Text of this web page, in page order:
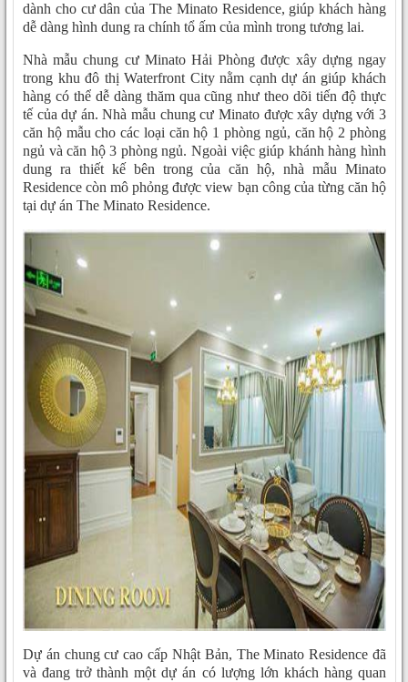
dành cho cư dân của The Minato Residence, giúp khách hàng
dễ dàng hình dung ra chính tổ ấm của mình trong tương lai.
Nhà mẫu chung cư Minato Hải Phòng được xây dựng ngay
trong khu đô thị Waterfront City nằm cạnh dự án giúp khách
hàng có thể dễ dàng thăm qua cũng như theo dõi tiến độ thực
tế của dự án. Nhà mẫu chung cư Minato được xây dựng với 3
căn hộ mẫu cho các loại căn hộ 1 phòng ngủ, căn hộ 2 phòng
ngủ và căn hộ 3 phòng ngủ. Ngoài việc giúp khánh hàng hình
dung ra thiết kế bên trong của căn hộ, nhà mẫu Minato
Residence còn mô phỏng được view bạn công của từng căn hộ
tại dự án The Minato Residence.
Dự án chung cư cao cấp Nhật Bản, The Minato Residence đã
và đang trở thành một dự án có lượng lớn khách hàng quan